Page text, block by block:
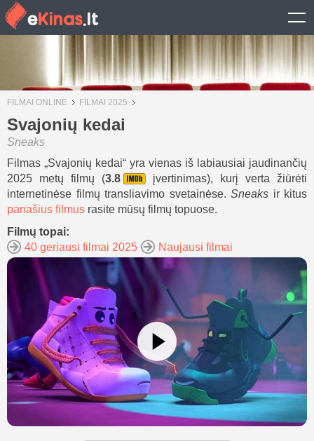
FILMAI ONLINE FILMAI 2025
Svajonių kedai
Sneaks
Filmas „Svajonių kedai“ yra vienas iš labiausiai jaudinančių
2025 metų filmų (3.8
įvertinimas), kurį verta žiūrėti
internetinėse filmų transliavimo svetainėse. Sneaks ir kitus
panašius filmus rasite mūsų filmų topuose.
Filmų topai:
40 geriausi filmai 2025
Naujausi filmai